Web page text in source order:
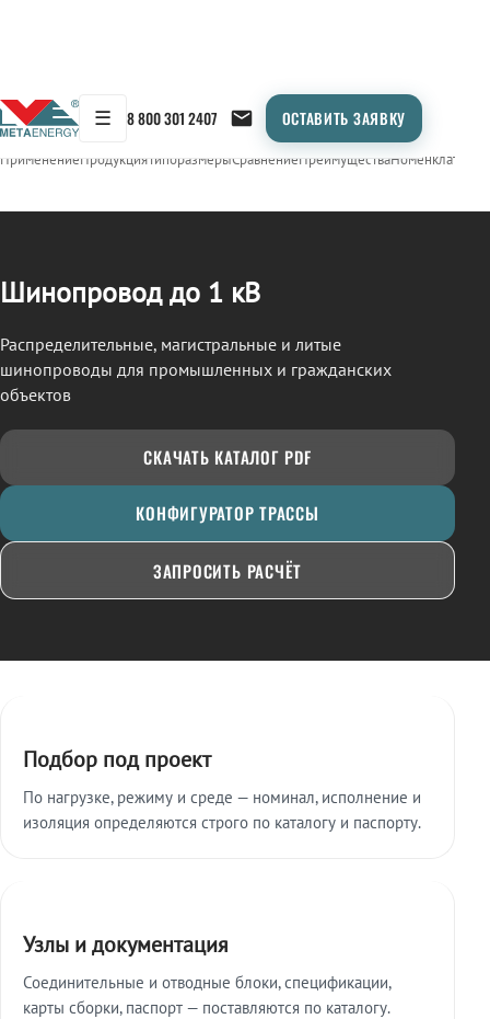
☰ 8 800 301 2407 ОСТАВИТЬ ЗАЯВКУ
← Продукция/ШИНОПРОВОД
ПрименениеПродукцияТипоразмерыСравнениеПреимуществаНоменклатура
Шинопровод до 1 кВ
Распределительные, магистральные и литые
шинопроводы для промышленных и гражданских
объектов
СКАЧАТЬ КАТАЛОГ PDF
КОНФИГУРАТОР ТРАССЫ
ЗАПРОСИТЬ РАСЧЁТ
Подбор под проект
По нагрузке, режиму и среде — номинал, исполнение и
изоляция определяются строго по каталогу и паспорту.
Узлы и документация
Соединительные и отводные блоки, спецификации,
карты сборки, паспорт — поставляются по каталогу.